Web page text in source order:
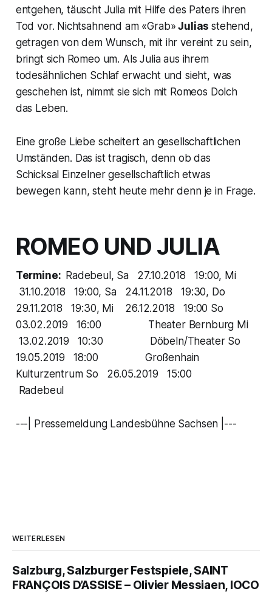
entgehen, täuscht Julia mit Hilfe des Paters ihren
Tod vor. Nichtsahnend am «Grab» Julias stehend,
getragen von dem Wunsch, mit ihr vereint zu sein,
bringt sich Romeo um. Als Julia aus ihrem
todesähnlichen Schlaf erwacht und sieht, was
geschehen ist, nimmt sie sich mit Romeos Dolch
das Leben.
Eine große Liebe scheitert an gesellschaftlichen
Umständen. Das ist tragisch, denn ob das
Schicksal Einzelner gesellschaftlich etwas
bewegen kann, steht heute mehr denn je in Frage.
ROMEO UND JULIA
Termine: Radebeul, Sa 27.10.2018 19:00, Mi
31.10.2018 19:00, Sa 24.11.2018 19:30, Do
29.11.2018 19:30, Mi 26.12.2018 19:00 So
03.02.2019 16:00 Theater Bernburg Mi
13.02.2019 10:30 Döbeln/Theater So
19.05.2019 18:00 Großenhain
Kulturzentrum So 26.05.2019 15:00
Radebeul
---| Pressemeldung Landesbühne Sachsen |---
WEITERLESEN
Salzburg, Salzburger Festspiele, SAINT
FRANÇOIS D’ASSISE – Olivier Messiaen, IOCO